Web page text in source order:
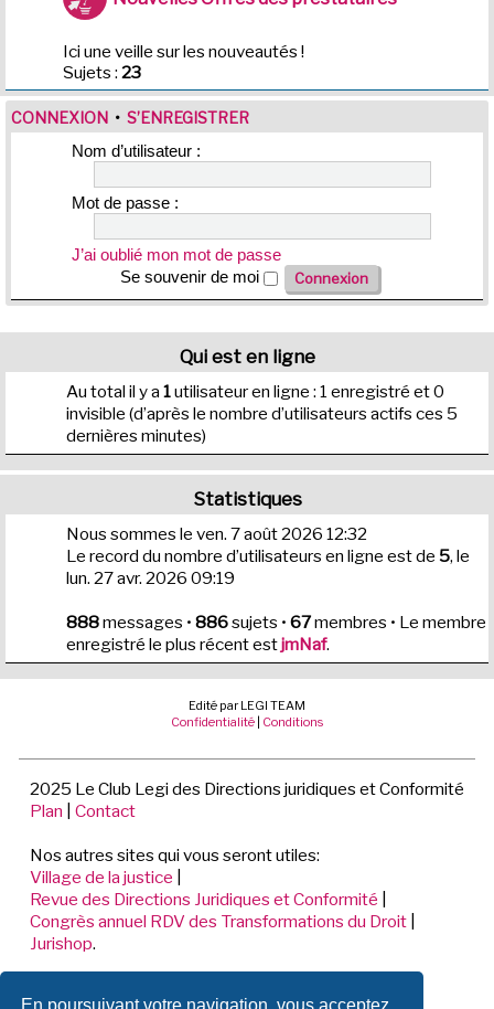
En poursuivant votre navigation, vous acceptez
Ici une veille sur les nouveautés !
Sujets : 23
CONNEXION • S’ENREGISTRER
Nom d’utilisateur :
Mot de passe :
J’ai oublié mon mot de passe
Se souvenir de moi
Qui est en ligne
Au total il y a 1utilisateur en ligne : 1 enregistré et 0
invisible (d’après le nombre d’utilisateurs actifs ces 5
dernières minutes)
Statistiques
Nous sommes le ven. 7 août 2026 12:32
Le record du nombre d’utilisateurs en ligne est de 5, le
lun. 27 avr. 2026 09:19
888messages • 886sujets • 67membres • Le membre
enregistré le plus récent estjmNaf.
Edité par LEGI TEAM
Confidentialité Conditions
2025 Le Club Legi des Directions juridiques et Conformité
Plan
Contact
Nos autres sites qui vous seront utiles:
Village de la justice
Revue des Directions Juridiques et Conformité
Congrès annuel RDV des Transformations du Droit
Jurishop.